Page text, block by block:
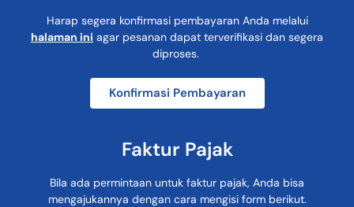
Harap segera konfirmasi pembayaran Anda melalui
halaman ini agar pesanan dapat terverifikasi dan segera
diproses.
Konfirmasi Pembayaran
Faktur Pajak
Bila ada permintaan untuk faktur pajak, Anda bisa
mengajukannya dengan cara mengisi form berikut.